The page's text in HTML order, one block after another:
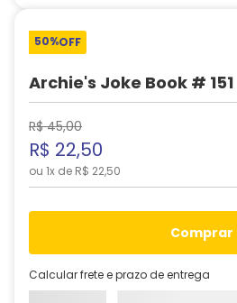
50%OFF
Archie's Joke Book # 151
R$ 45,00
R$ 22,50
ou 1x de R$ 22,50
comprar
Calcular frete e prazo de entrega